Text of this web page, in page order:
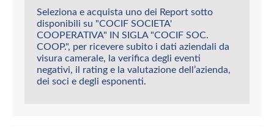
Seleziona e acquista uno dei Report sotto
disponibili su "COCIF SOCIETA'
COOPERATIVA" IN SIGLA "COCIF SOC.
COOP.", per ricevere subito i dati aziendali da
visura camerale, la verifica degli eventi
negativi, il rating e la valutazione dell’azienda,
dei soci e degli esponenti.